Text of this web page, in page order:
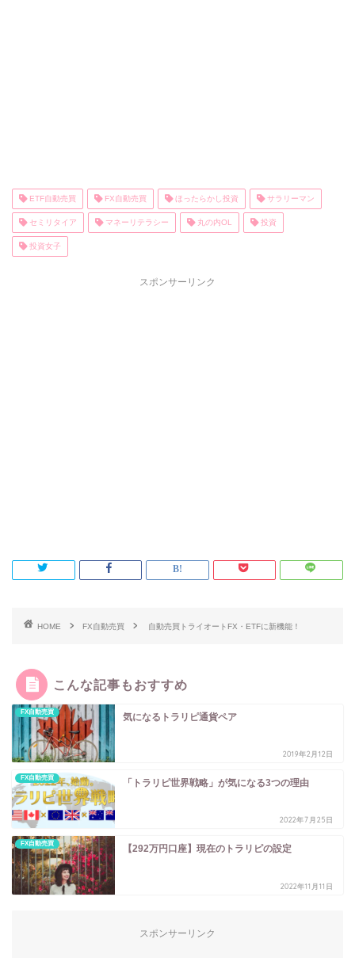
ETF自動売買 FX自動売買 ほったらかし投資 サラリーマン
セミリタイア マネーリテラシー 丸の内OL 投資
投資女子
スポンサーリンク
HOME FX自動売買 自動売買トライオートFX・ETFに新機能！
こんな記事もおすすめ
FX自動売買 気になるトラリピ通貨ペア
2019年2月12日
FX自動売買 「トラリピ世界戦略」が気になる3つの理由
2022年7月25日
FX自動売買 【292万円口座】現在のトラリピの設定
2022年11月11日
スポンサーリンク